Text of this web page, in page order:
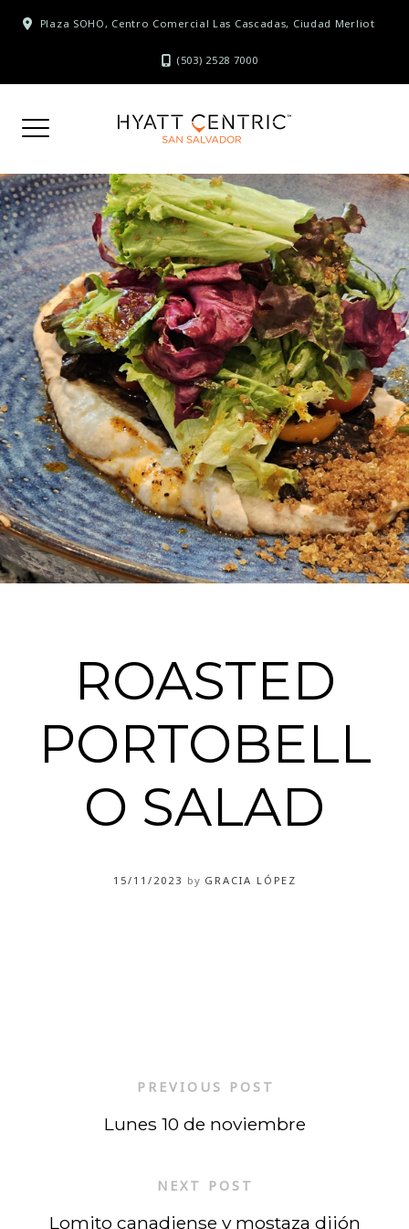
Plaza SOHO, Centro Comercial Las Cascadas, Ciudad Merliot
(503) 2528 7000
ROASTED
PORTOBELL
O SALAD
15/11/2023 by GRACIA LÓPEZ
PREVIOUS POST
Lunes 10 de noviembre
NEXT POST
Lomito canadiense y mostaza dijón